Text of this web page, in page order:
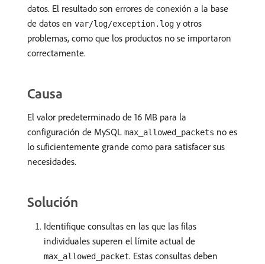
datos. El resultado son errores de conexión a la base
de datos en var/log/exception.log y otros
problemas, como que los productos no se importaron
correctamente.
Causa
El valor predeterminado de 16 MB para la
configuración de MySQL max_allowed_packets no es
lo suficientemente grande como para satisfacer sus
necesidades.
Solución
Identifique consultas en las que las filas
individuales superen el límite actual de
max_allowed_packet. Estas consultas deben